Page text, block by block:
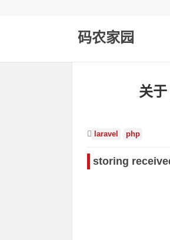
码农家园
关
laravel php
storing